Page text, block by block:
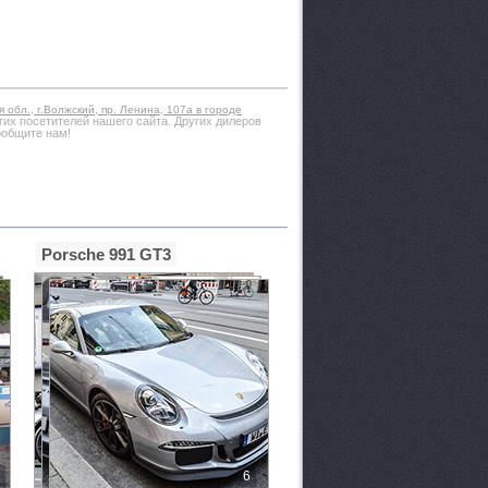
обл., г.Волжский, пр. Ленина, 107а в городе
посетителей нашего сайта. Других дилеров
нам!
6
Porsche 991 GT3